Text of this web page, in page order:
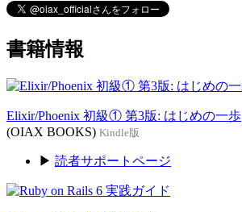
書籍情報
Elixir/Phoenix 初級① 第3版: はじめの一歩
(OIAX BOOKS) Kindle版
▶ 読者サポートページ